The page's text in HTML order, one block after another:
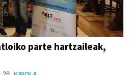
parte hartzaileak,